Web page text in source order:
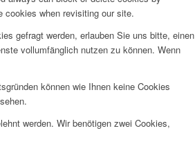
when revisiting our site.
gefragt werden, erlauben Sie uns bitte, einen
vollumfänglich nutzen zu können. Wenn
können wie Ihnen keine Cookies
werden. Wir benötigen zwei Cookies,